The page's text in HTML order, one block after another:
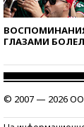
ГЛАЗАМИ
© 2007 — 2026